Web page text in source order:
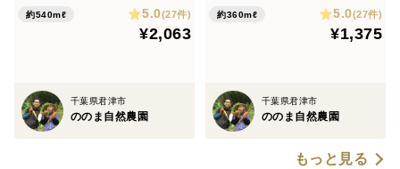
約540mℓ 5.0(27件)
¥2,063
千葉県君津市
ののま自然農園
約360mℓ 5.0(27件)
¥1,375
千葉県君津市
ののま自然農園
もっと見る